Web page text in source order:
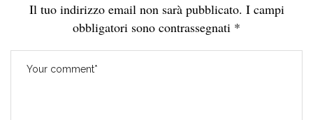
Il tuo indirizzo email non sarà pubblicato. I campi
obbligatori sono contrassegnati *